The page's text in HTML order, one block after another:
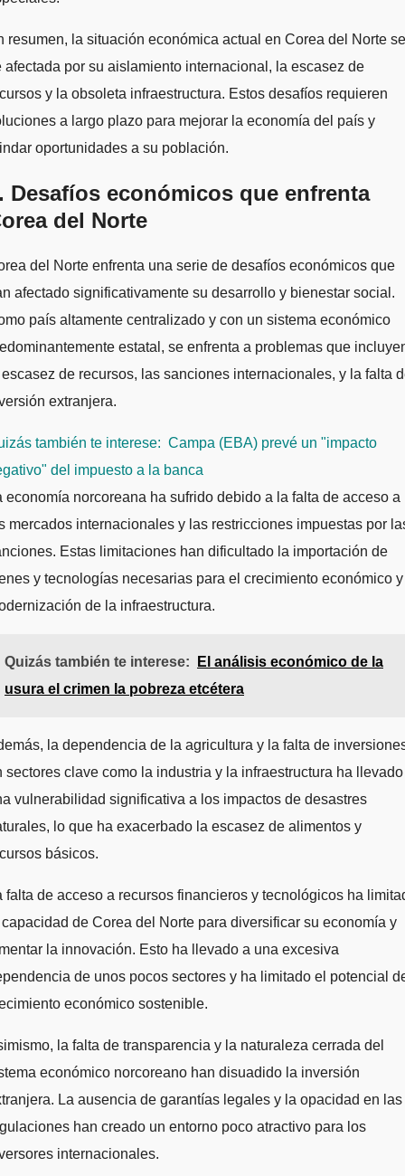
resumen, la situación económica actual en Corea del Norte se
afectada por su aislamiento internacional, la escasez de
y la obsoleta infraestructura. Estos desafíos requieren
a largo plazo para mejorar la economía del país y
oportunidades a su población.
Desafíos económicos que enfrenta
del Norte
del Norte enfrenta una serie de desafíos económicos que
afectado significativamente su desarrollo y bienestar social.
país altamente centralizado y con un sistema económico
estatal, se enfrenta a problemas que
de recursos, las sanciones internacionales, y la falta
extranjera.
también te interese: Campa (EBA) prevé un "impacto
del impuesto a la banca
economía norcoreana ha sufrido debido a la falta de acceso a
mercados internacionales y las restricciones impuestas por
Estas limitaciones han dificultado la importación de
y tecnologías necesarias para el crecimiento económico
de la infraestructura.
Quizás también te interese:
El análisis económico de la
usura el crimen la pobreza etcétera
la dependencia de la agricultura y la falta de
sectores clave como la industria y la infraestructura ha
vulnerabilidad significativa a los impactos de desastres
lo que ha exacerbado la escasez de alimentos y
básicos.
falta de acceso a recursos financieros y tecnológicos ha
de Corea del Norte para diversificar su economía y
la innovación. Esto ha llevado a una excesiva
de unos pocos sectores y ha limitado el potencial
económico sostenible.
la falta de transparencia y la naturaleza cerrada del
económico norcoreano han disuadido la inversión
La ausencia de garantías legales y la opacidad en las
han creado un entorno poco atractivo para los
internacionales.